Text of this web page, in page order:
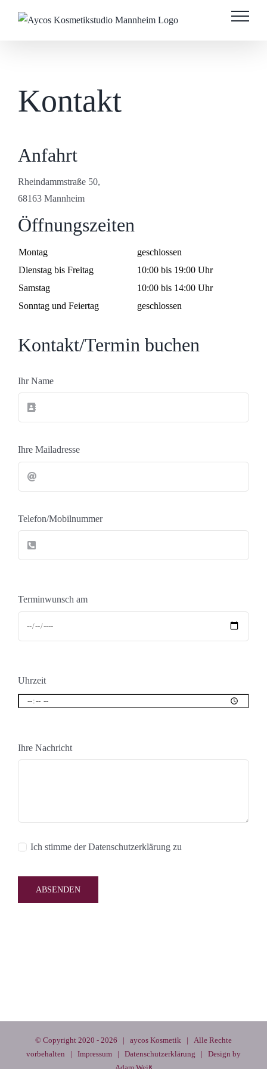
Kontakt
Anfahrt
Rheindammstraße 50,
68163 Mannheim
Öffnungszeiten
Montag
geschlossen
Dienstag bis Freitag
10:00 bis 19:00 Uhr
Samstag
10:00 bis 14:00 Uhr
Sonntag und Feiertag
geschlossen
Kontakt/Termin buchen
Ihr Name
Ihre Mailadresse
Telefon/Mobilnummer
Terminwunsch am
Uhrzeit
Ihre Nachricht
Ich stimme der Datenschutzerklärung zu
ABSENDEN
© Copyright 2020 - 2026 | aycos Kosmetik | Alle Rechte
vorbehalten | Impressum | Datenschutzerklärung | Design by